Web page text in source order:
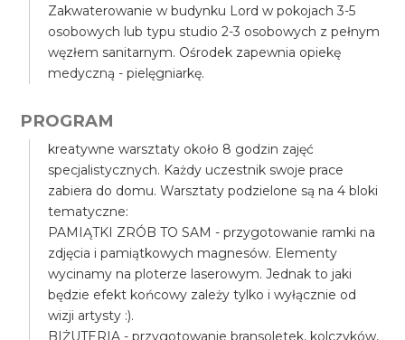
Zakwaterowanie w budynku Lord w pokojach 3-5
osobowych lub typu studio 2-3 osobowych z pełnym
węzłem sanitarnym. Ośrodek zapewnia opiekę
medyczną - pielęgniarkę.
PROGRAM
kreatywne warsztaty około 8 godzin zajęć
specjalistycznych. Każdy uczestnik swoje prace
zabiera do domu. Warsztaty podzielone są na 4 bloki
tematyczne:
PAMIĄTKI ZRÓB TO SAM - przygotowanie ramki na
zdjęcia i pamiątkowych magnesów. Elementy
wycinamy na ploterze laserowym. Jednak to jaki
będzie efekt końcowy zależy tylko i wyłącznie od
wizji artysty :).
BIŻUTERIA - przygotowanie bransoletek, kolczyków,